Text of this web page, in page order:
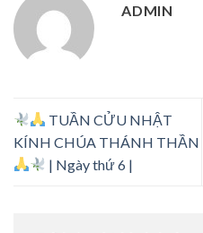
ADMIN
TUẦN CỬU NHẬT
KÍNH CHÚA THÁNH THẦN
| Ngày thứ 6 |